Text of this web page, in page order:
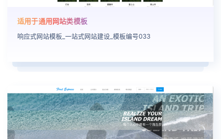
适用于通用网站类模板
响应式网站模板_一站式网站建设_模板编号033